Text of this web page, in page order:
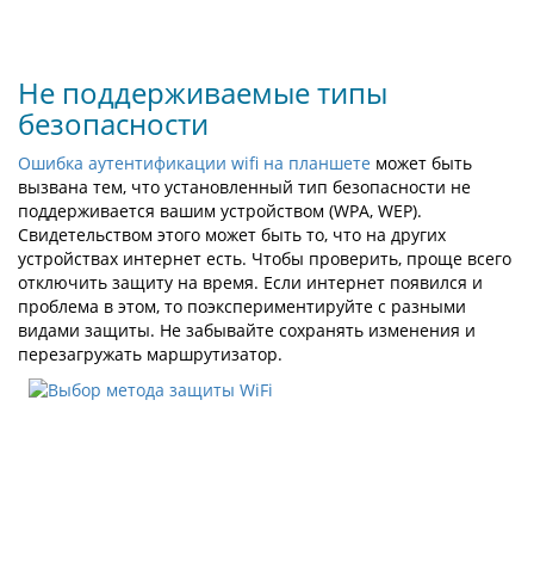
Не поддерживаемые типы
безопасности
Ошибка аутентификации wifi на планшете может быть
вызвана тем, что установленный тип безопасности не
поддерживается вашим устройством (WPA, WEP).
Свидетельством этого может быть то, что на других
устройствах интернет есть. Чтобы проверить, проще всего
отключить защиту на время. Если интернет появился и
проблема в этом, то поэкспериментируйте с разными
видами защиты. Не забывайте сохранять изменения и
перезагружать маршрутизатор.